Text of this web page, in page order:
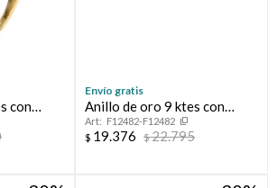
con
Envío gratis
Anillo de oro 9 ktes con
circonias, CINTILLO.
F12482-F12482
$ 19.376 $22.795
Comprá ahora y Pagá
cuotas * ¡Solo con tu cédula!
* sujeto aprobación crediticia.
calificado para comprar con Pago